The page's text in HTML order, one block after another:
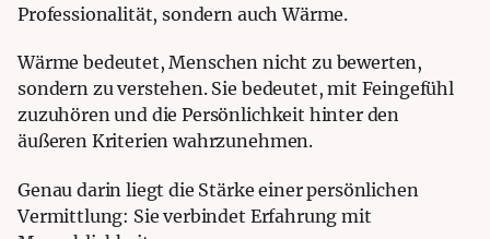
Professionalität, sondern auch Wärme.
Wärme bedeutet, Menschen nicht zu bewerten,
sondern zu verstehen. Sie bedeutet, mit Feingefühl
zuzuhören und die Persönlichkeit hinter den
äußeren Kriterien wahrzunehmen.
Genau darin liegt die Stärke einer persönlichen
Vermittlung: Sie verbindet Erfahrung mit